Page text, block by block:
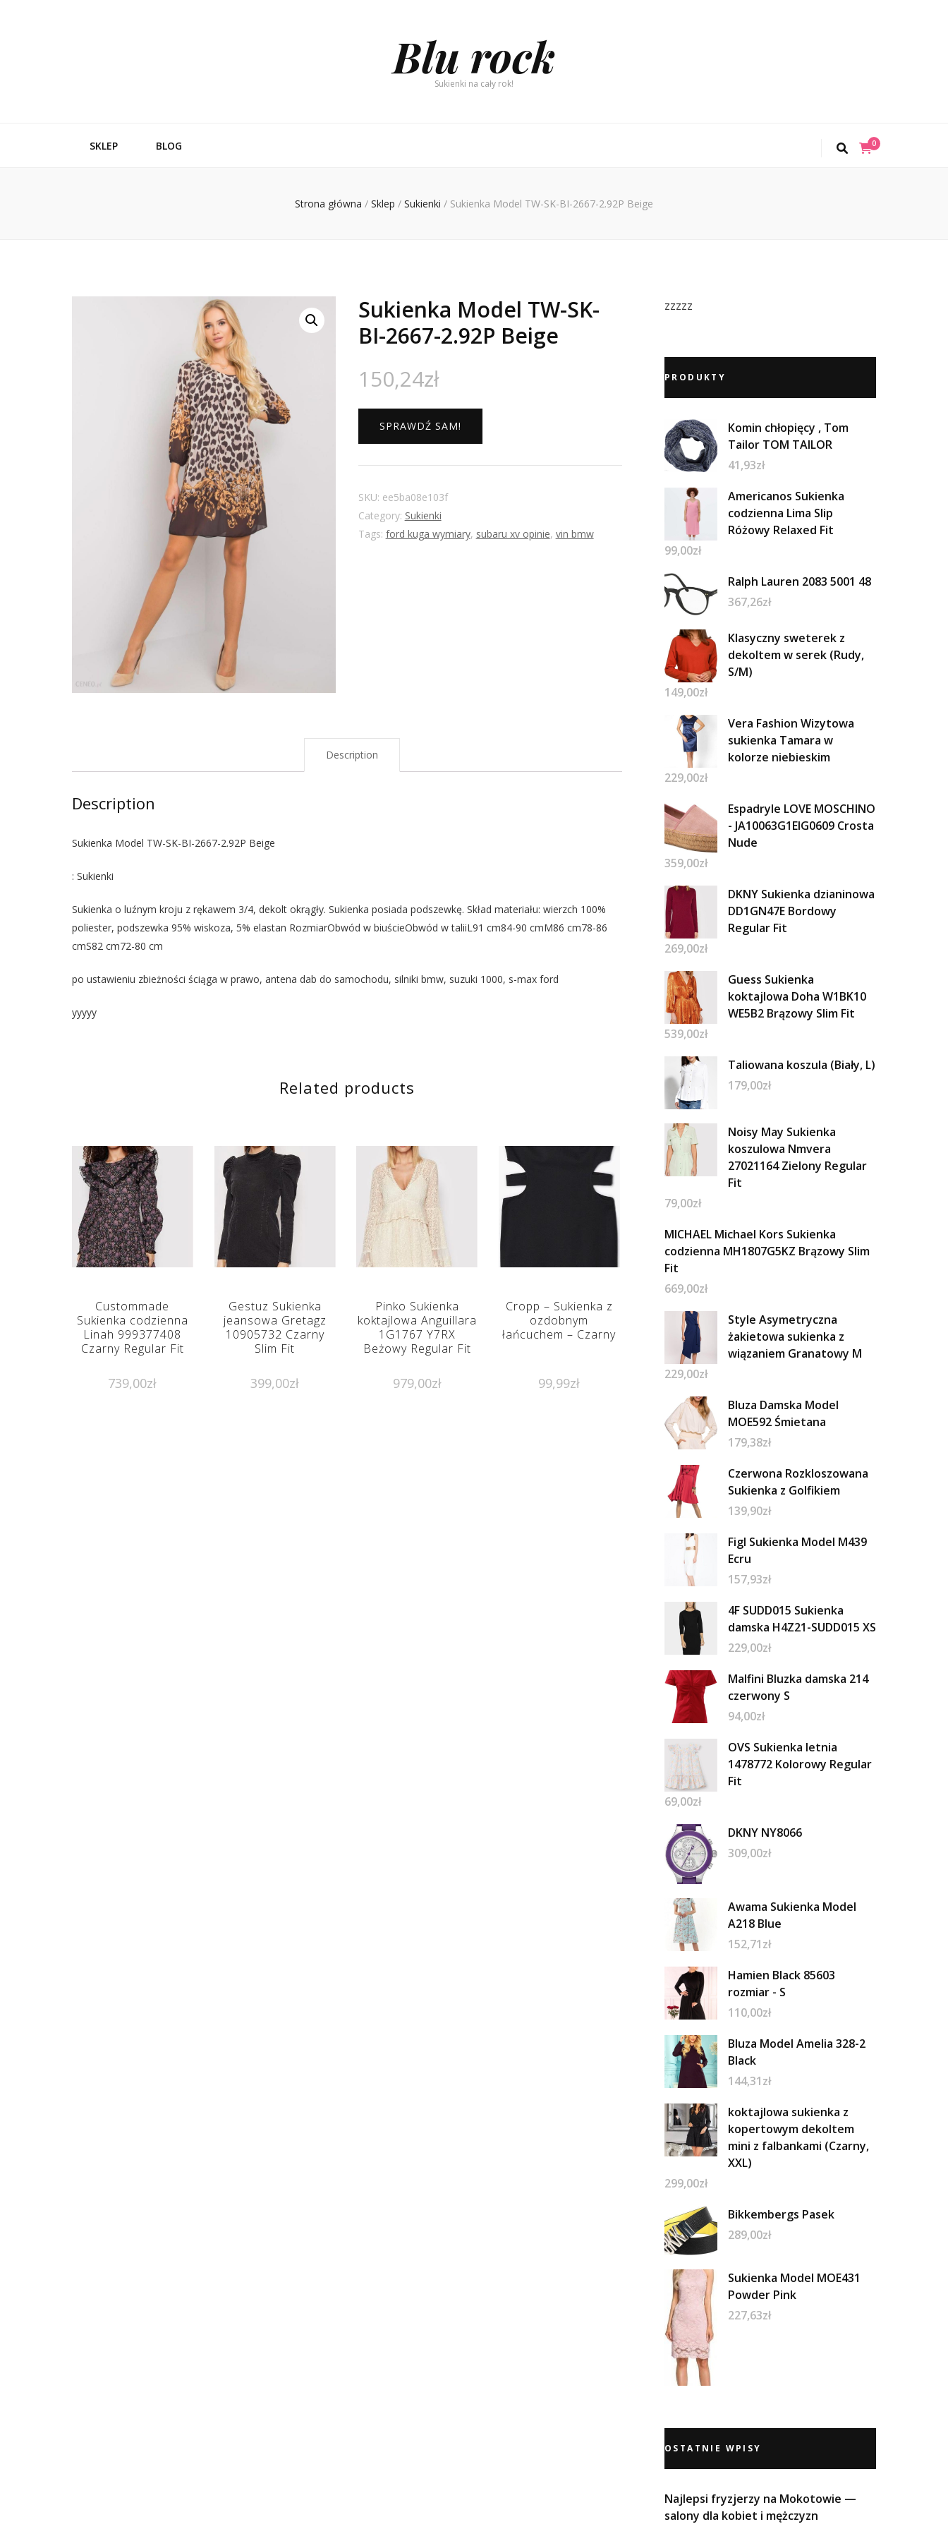
Blu rock
Sukienki na cały rok!
SKLEP BLOG 0
Strona główna / Sklep / Sukienki / Sukienka Model TW-SK-BI-2667-2.92P Beige
Sukienka Model TW-SK-
BI-2667-2.92P Beige
150,24zł
SPRAWDŹ SAM!
SKU: ee5ba08e103f
Category: Sukienki
Tags: ford kuga wymiary, subaru xv opinie, vin bmw
Description
Description
Sukienka Model TW-SK-BI-2667-2.92P Beige
: Sukienki
Sukienka o luźnym kroju z rękawem 3/4, dekolt okrągły. Sukienka posiada podszewkę. Skład materiału: wierzch 100%
poliester, podszewka 95% wiskoza, 5% elastan RozmiarObwód w biuścieObwód w taliiL91 cm84-90 cmM86 cm78-86
cmS82 cm72-80 cm
po ustawieniu zbieżności ściąga w prawo, antena dab do samochodu, silniki bmw, suzuki 1000, s-max ford
yyyyy
Related products
Custommade
Sukienka codzienna
Linah 999377408
Czarny Regular Fit
739,00zł
Gestuz Sukienka
jeansowa Gretagz
10905732 Czarny
Slim Fit
399,00zł
Pinko Sukienka
koktajlowa Anguillara
1G1767 Y7RX
Beżowy Regular Fit
979,00zł
Cropp – Sukienka z
ozdobnym
łańcuchem – Czarny
99,99zł
zzzzz
PRODUKTY
Komin chłopięcy , Tom
Tailor TOM TAILOR
41,93zł
Americanos Sukienka
codzienna Lima Slip
Różowy Relaxed Fit
99,00zł
Ralph Lauren 2083 5001 48
367,26zł
Klasyczny sweterek z
dekoltem w serek (Rudy,
S/M)
149,00zł
Vera Fashion Wizytowa
sukienka Tamara w
kolorze niebieskim
229,00zł
Espadryle LOVE MOSCHINO
- JA10063G1EIG0609 Crosta
Nude
359,00zł
DKNY Sukienka dzianinowa
DD1GN47E Bordowy
Regular Fit
269,00zł
Guess Sukienka
koktajlowa Doha W1BK10
WE5B2 Brązowy Slim Fit
539,00zł
Taliowana koszula (Biały, L)
179,00zł
Noisy May Sukienka
koszulowa Nmvera
27021164 Zielony Regular
Fit
79,00zł
MICHAEL Michael Kors Sukienka
codzienna MH1807G5KZ Brązowy Slim
Fit
669,00zł
Style Asymetryczna
żakietowa sukienka z
wiązaniem Granatowy M
229,00zł
Bluza Damska Model
MOE592 Śmietana
179,38zł
Czerwona Rozkloszowana
Sukienka z Golfikiem
139,90zł
Figl Sukienka Model M439
Ecru
157,93zł
4F SUDD015 Sukienka
damska H4Z21-SUDD015 XS
229,00zł
Malfini Bluzka damska 214
czerwony S
94,00zł
OVS Sukienka letnia
1478772 Kolorowy Regular
Fit
69,00zł
DKNY NY8066
309,00zł
Awama Sukienka Model
A218 Blue
152,71zł
Hamien Black 85603
rozmiar - S
110,00zł
Bluza Model Amelia 328-2
Black
144,31zł
koktajlowa sukienka z
kopertowym dekoltem
mini z falbankami (Czarny,
XXL)
299,00zł
Bikkembergs Pasek
289,00zł
Sukienka Model MOE431
Powder Pink
227,63zł
OSTATNIE WPISY
Najlepsi fryzjerzy na Mokotowie —
salony dla kobiet i mężczyzn